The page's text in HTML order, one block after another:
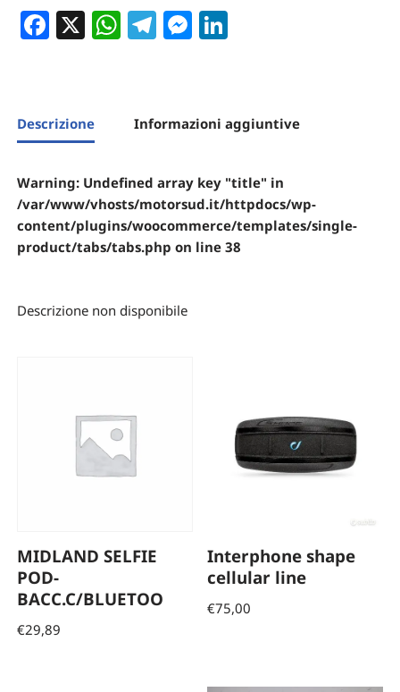
Facebook
X WhatsApp
Telegram
Messenger
Descrizione Informazioni aggiuntive
Warning: Undefined array key "title" in
/var/www/vhosts/motorsud.it/httpdocs/wp-
content/plugins/woocommerce/templates/single-
product/tabs/tabs.php on line38
Descrizione non disponibile
MIDLAND SELFIE
POD-
BACC.C/BLUETOO
€29,89
Interphone shape
cellular line
€75,00